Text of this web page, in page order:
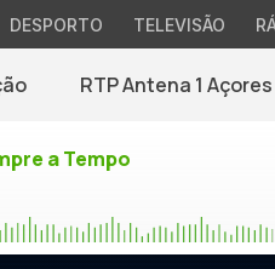
DESPORTO TELEVISÃO
RTP Antena 1 Açores
a Tempo